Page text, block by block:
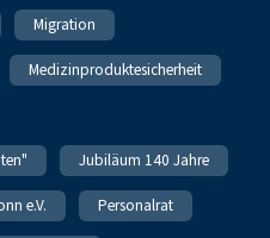
Migration
Medizinproduktesicherheit
Jubiläum 140 Jahre
e.V. Personalrat